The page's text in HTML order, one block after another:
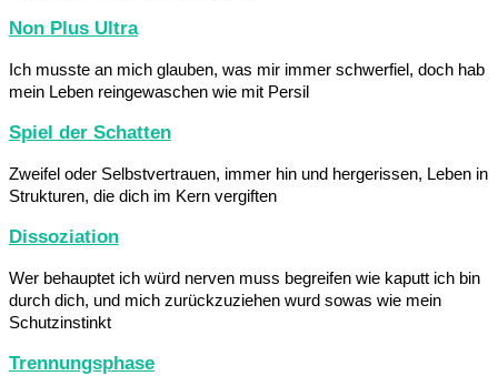
Non Plus Ultra
Ich musste an mich glauben, was mir immer schwerfiel, doch hab
mein Leben reingewaschen wie mit Persil
Spiel der Schatten
Zweifel oder Selbstvertrauen, immer hin und hergerissen, Leben in
Strukturen, die dich im Kern vergiften
Dissoziation
Wer behauptet ich würd nerven muss begreifen wie kaputt ich bin
durch dich, und mich zurückzuziehen wurd sowas wie mein
Schutzinstinkt
Trennungsphase